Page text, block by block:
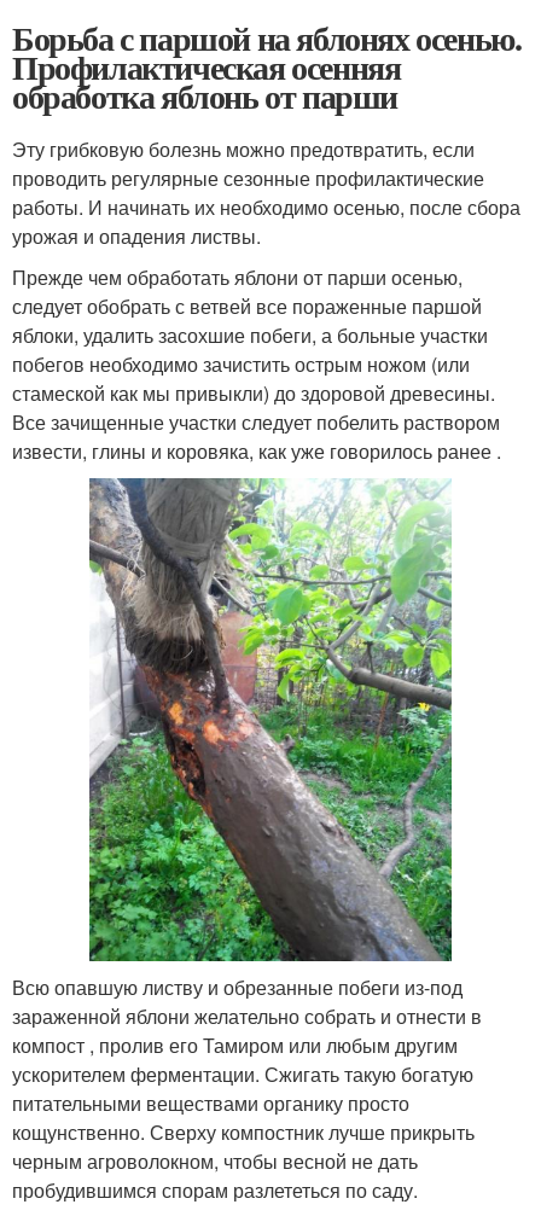
Борьба с паршой на яблонях осенью.
Профилактическая осенняя
обработка яблонь от парши
Эту грибковую болезнь можно предотвратить, если
проводить регулярные сезонные профилактические
работы. И начинать их необходимо осенью, после сбора
урожая и опадения листвы.
Прежде чем обработать яблони от парши осенью,
следует обобрать с ветвей все пораженные паршой
яблоки, удалить засохшие побеги, а больные участки
побегов необходимо зачистить острым ножом (или
стамеской как мы привыкли) до здоровой древесины.
Все зачищенные участки следует побелить раствором
извести, глины и коровяка, как уже говорилось ранее .
Всю опавшую листву и обрезанные побеги из-под
зараженной яблони желательно собрать и отнести в
компост , пролив его Тамиром или любым другим
ускорителем ферментации. Сжигать такую богатую
питательными веществами органику просто
кощунственно. Сверху компостник лучше прикрыть
черным агроволокном, чтобы весной не дать
пробудившимся спорам разлететься по саду.